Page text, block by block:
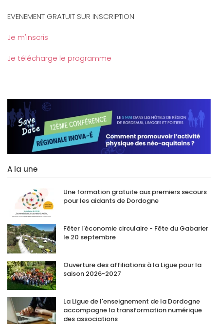
EVENEMENT GRATUIT SUR INSCRIPTION
Je m'inscris
Je télécharge le programme
A la une
Une formation gratuite aux premiers secours
pour les aidants de Dordogne
Fêter l'économie circulaire - Fête du Gabarier
le 20 septembre
Ouverture des affiliations à la Ligue pour la
saison 2026-2027
La Ligue de l'enseignement de la Dordogne
accompagne la transformation numérique
des associations